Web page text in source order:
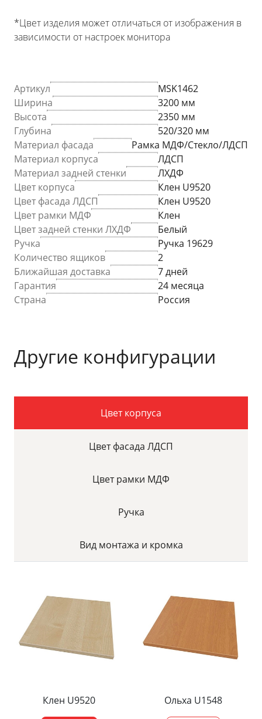
*Цвет изделия может отличаться от изображения в
зависимости от настроек монитора
Артикул
MSK1462
Ширина
3200 мм
Высота
2350 мм
Глубина
520/320 мм
Материал фасада
Рамка МДФ/Стекло/ЛДСП
Материал корпуса
ЛДСП
Материал задней стенки
ЛХДФ
Цвет корпуса
Клен U9520
Цвет фасада ЛДСП
Клен U9520
Цвет рамки МДФ
Клен
Цвет задней стенки ЛХДФ
Белый
Ручка
Ручка 19629
Количество ящиков
2
Ближайшая доставка
7 дней
Гарантия
24 месяца
Страна
Россия
Другие конфигурации
Цвет корпуса
Цвет фасада ЛДСП
Цвет рамки МДФ
Ручка
Вид монтажа и кромка
Клен U9520 Ольха U1548